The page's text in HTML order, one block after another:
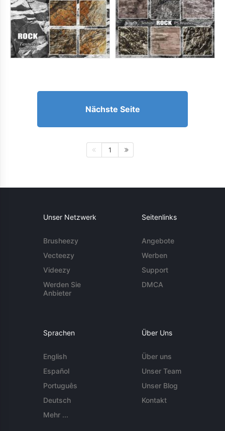
Nächste Seite
1
Unser Netzwerk
Brusheezy
Vecteezy
Videezy
Werden Sie
Anbieter
Seitenlinks
Angebote
Werben
Support
DMCA
Sprachen
English
Español
Português
Deutsch
Mehr ...
Über Uns
Über uns
Unser Team
Unser Blog
Kontakt